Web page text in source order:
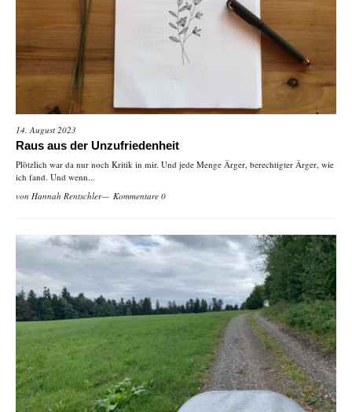
14. August 2023
Raus aus der Unzufriedenheit
Plötzlich war da nur noch Kritik in mir. Und jede Menge Ärger, berechtigter Ärger, wie
ich fand. Und wenn...
von Hannah Rentschler Kommentare 0